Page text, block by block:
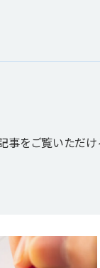
事をご覧いただ